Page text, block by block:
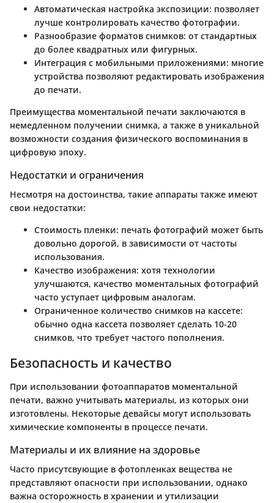
Автоматическая настройка экспозиции: позволяет
лучше контролировать качество фотографии.
Разнообразие форматов снимков: от стандартных
до более квадратных или фигурных.
Интеграция с мобильными приложениями: многие
устройства позволяют редактировать изображения
до печати.
Преимущества моментальной печати заключаются в
немедленном получении снимка, а также в уникальной
возможности создания физического воспоминания в
цифровую эпоху.
Недостатки и ограничения
Несмотря на достоинства, такие аппараты также имеют
свои недостатки:
Стоимость пленки: печать фотографий может быть
довольно дорогой, в зависимости от частоты
использования.
Качество изображения: хотя технологии
улучшаются, качество моментальных фотографий
часто уступает цифровым аналогам.
Ограниченное количество снимков на кассете:
обычно одна кассета позволяет сделать 10-20
снимков, что требует частого пополнения.
Безопасность и качество
При использовании фотоаппаратов моментальной
печати, важно учитывать материалы, из которых они
изготовлены. Некоторые девайсы могут использовать
химические компоненты в процессе печати.
Материалы и их влияние на здоровье
Часто присутсвующие в фотопленках вещества не
представляют опасности при использовании, однако
важна осторожность в хранении и утилизации